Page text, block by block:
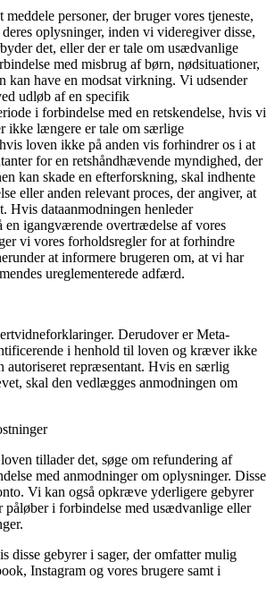
personer, der bruger vores tjeneste,
oplysninger, inden vi videregiver disse,
det, eller der er tale om usædvanlige
med misbrug af børn, nødsituationer,
kan have en modsat virkning. Vi udsender
udløb af en specifik
i forbindelse med en retskendelse, hvis vi
ikke længere er tale om særlige
loven ikke på anden vis forhindrer os i at
for en retshåndhævende myndighed, der
kan skade en efterforskning, skal indhente
eller anden relevant proces, der angiver, at
Hvis dataanmodningen henleder
en igangværende overtrædelse af vores
vi vores forholdsregler for at forhindre
at informere brugeren om, at vi har
ureglementerede adfærd.
Derudover er Meta-
i henhold til loven og kræver ikke
autoriseret repræsentant. Hvis en særlig
skal den vedlægges anmodningen om
tillader det, søge om refundering af
med anmodninger om oplysninger. Disse
Vi kan også opkræve yderligere gebyrer
påløber i forbindelse med usædvanlige eller
disse gebyrer i sager, der omfatter mulig
Instagram og vores brugere samt i